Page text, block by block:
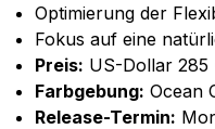
Optimierung der
Fokus auf eine
Preis: US-Dollar 285
Farbgebung: Ocean
Release-Termin: